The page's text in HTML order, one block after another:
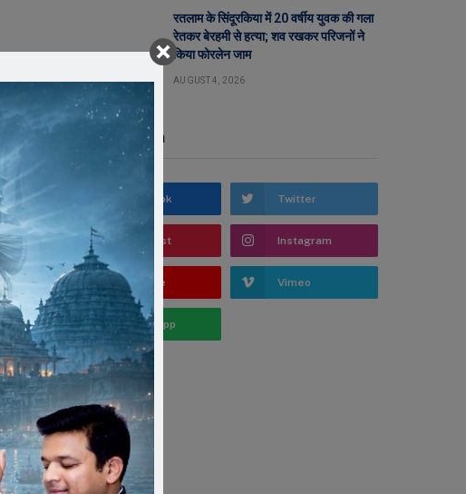
रतलाम के सिंदूरकिया में 20 वर्षीय युवक की गला
रेतकर बेरहमी से हत्या; शव रखकर परिजनों ने
किया फोरलेन जाम
AUGUST 4, 2026
Stay In Touch
Facebook Twitter
Pinterest Instagram
YouTube Vimeo
WhatsApp